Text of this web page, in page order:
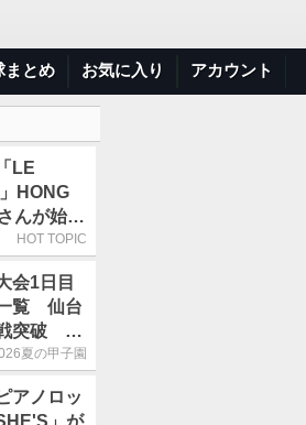
まとめ お気に入り アカウント
LE
HONG
んが始球
立てて本
ZOZOマ
HOT TOPIC
会1日目
覧 仙台
突破 4
今大会1
夏の甲子園
アノロッ
」が